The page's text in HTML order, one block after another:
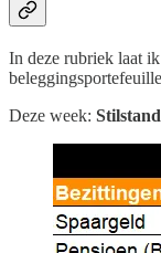
In deze rubriek laat
Deze week: Stilstand